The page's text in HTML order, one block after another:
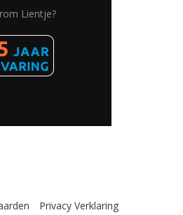
Lientje?
Privacy Verklaring